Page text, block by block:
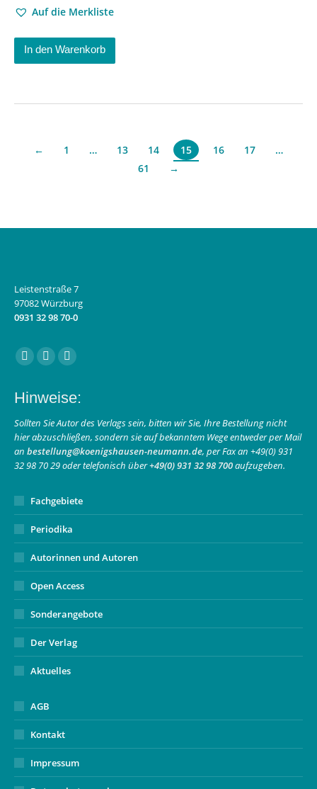
Auf die Merkliste
In den Warenkorb
← 1 … 13 14 15 16 17
…
61
→
Leistenstraße 7
97082 Würzburg
0931 32 98 70-0
Finden Sie uns auf:
Facebook
opens
in
new
window
Instagram
opens
in
new
window
E-
page
opens
in
new
window
Hinweise:
Sollten Sie Autor des Verlags sein, bitten wir Sie, Ihre Bestellung nicht
hier abzuschließen, sondern sie auf bekanntem Wege entweder per Mail
an bestellung@koenigshausen-neumann.de, per Fax an +49(0) 931
32 98 70 29 oder telefonisch über+49(0) 931 32 98 700aufzugeben.
Fachgebiete
Periodika
Autorinnen und Autoren
Open Access
Sonderangebote
Der Verlag
Aktuelles
AGB
Kontakt
Impressum